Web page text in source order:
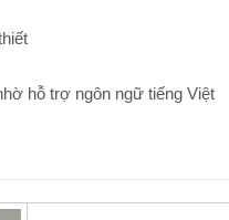
hỗ trợ ngôn ngữ tiếng Việt